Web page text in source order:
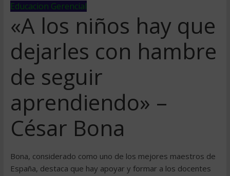
Educacion Gerencial
«A los niños hay que
dejarles con hambre
de seguir
aprendiendo» –
César Bona
Bona, considerado como uno de los mejores maestros de
España, destaca que hay apoyar y formar a los docentes